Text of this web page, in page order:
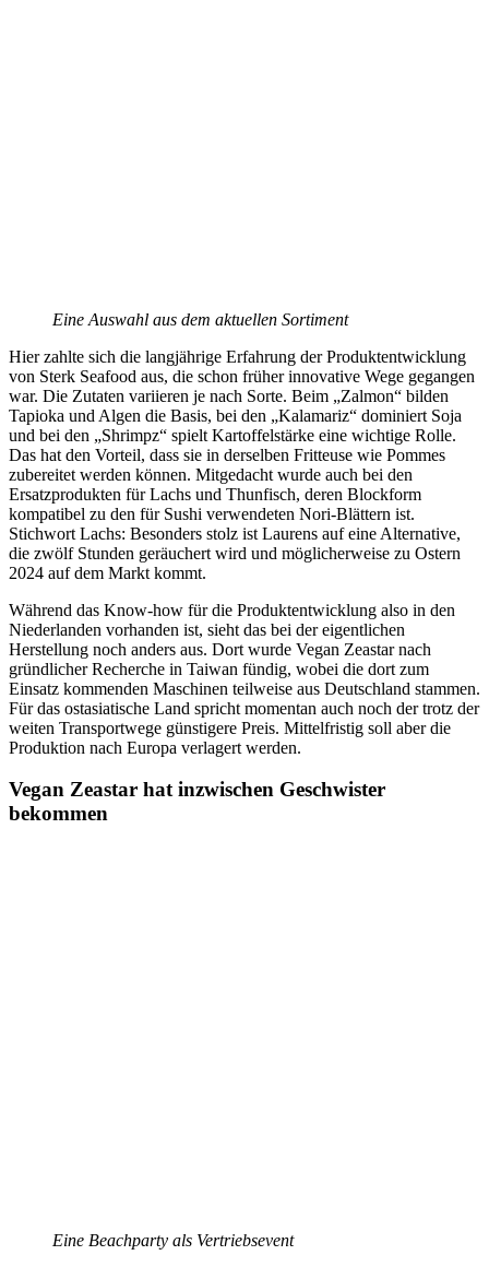
Eine Auswahl aus dem aktuellen Sortiment
Hier zahlte sich die langjährige Erfahrung der Produktentwicklung
von Sterk Seafood aus, die schon früher innovative Wege gegangen
war. Die Zutaten variieren je nach Sorte. Beim „Zalmon“ bilden
Tapioka und Algen die Basis, bei den „Kalamariz“ dominiert Soja
und bei den „Shrimpz“ spielt Kartoffelstärke eine wichtige Rolle.
Das hat den Vorteil, dass sie in derselben Fritteuse wie Pommes
zubereitet werden können. Mitgedacht wurde auch bei den
Ersatzprodukten für Lachs und Thunfisch, deren Blockform
kompatibel zu den für Sushi verwendeten Nori-Blättern ist.
Stichwort Lachs: Besonders stolz ist Laurens auf eine Alternative,
die zwölf Stunden geräuchert wird und möglicherweise zu Ostern
2024 auf dem Markt kommt.
Während das Know-how für die Produktentwicklung also in den
Niederlanden vorhanden ist, sieht das bei der eigentlichen
Herstellung noch anders aus. Dort wurde Vegan Zeastar nach
gründlicher Recherche in Taiwan fündig, wobei die dort zum
Einsatz kommenden Maschinen teilweise aus Deutschland stammen.
Für das ostasiatische Land spricht momentan auch noch der trotz der
weiten Transportwege günstigere Preis. Mittelfristig soll aber die
Produktion nach Europa verlagert werden.
Vegan Zeastar hat inzwischen Geschwister
bekommen
Eine Beachparty als Vertriebsevent